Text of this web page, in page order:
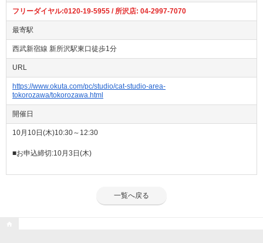
フリーダイヤル:0120-19-5955 / 所沢店: 04-2997-7070
最寄駅
西武新宿線 新所沢駅東口徒歩1分
URL
https://www.okuta.com/pc/studio/cat-studio-area-
tokorozawa/tokorozawa.html
開催日
10月10日(木)10:30～12:30
■お申込締切:10月3日(木)
一覧へ戻る